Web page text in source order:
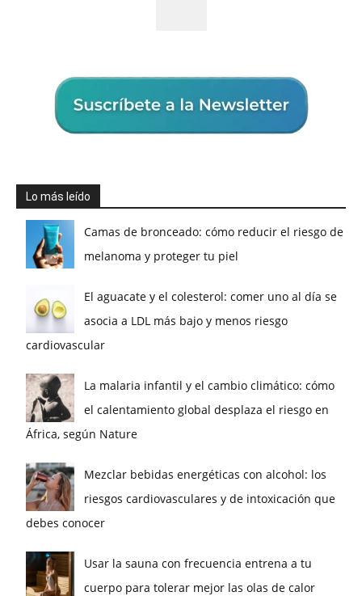
Lo más leído
Camas de bronceado: cómo reducir el riesgo de
melanoma y proteger tu piel
El aguacate y el colesterol: comer uno al día se
asocia a LDL más bajo y menos riesgo
cardiovascular
La malaria infantil y el cambio climático: cómo
el calentamiento global desplaza el riesgo en
África, según Nature
Mezclar bebidas energéticas con alcohol: los
riesgos cardiovasculares y de intoxicación que
debes conocer
Usar la sauna con frecuencia entrena a tu
cuerpo para tolerar mejor las olas de calor